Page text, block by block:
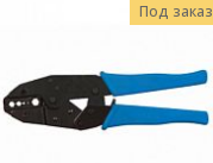
Под заказ